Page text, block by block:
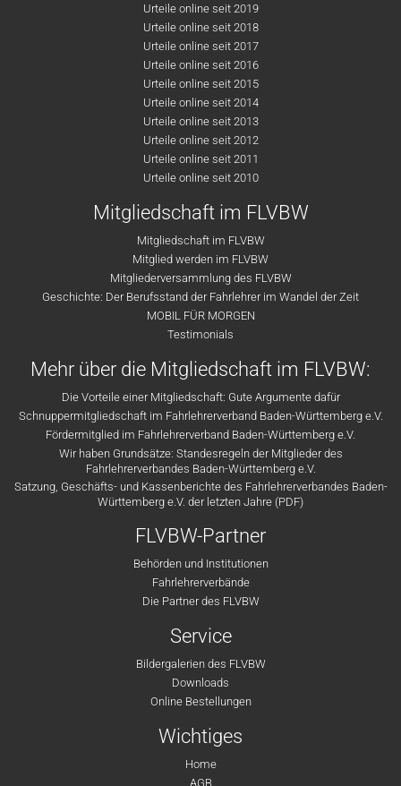
Urteile online seit 2019
Urteile online seit 2018
Urteile online seit 2017
Urteile online seit 2016
Urteile online seit 2015
Urteile online seit 2014
Urteile online seit 2013
Urteile online seit 2012
Urteile online seit 2011
Urteile online seit 2010
Mitgliedschaft im FLVBW
Mitgliedschaft im FLVBW
Mitglied werden im FLVBW
Mitgliederversammlung des FLVBW
Geschichte: Der Berufsstand der Fahrlehrer im Wandel der Zeit
MOBIL FÜR MORGEN
Testimonials
Mehr über die Mitgliedschaft im FLVBW:
Die Vorteile einer Mitgliedschaft: Gute Argumente dafür
Schnuppermitgliedschaft im Fahrlehrerverband Baden-Württemberg e.V.
Fördermitglied im Fahrlehrerverband Baden-Württemberg e.V.
Wir haben Grundsätze: Standesregeln der Mitglieder des
Fahrlehrerverbandes Baden-Württemberg e.V.
Satzung, Geschäfts- und Kassenberichte des Fahrlehrerverbandes Baden-
Württemberg e.V. der letzten Jahre (PDF)
FLVBW-Partner
Behörden und Institutionen
Fahrlehrerverbände
Die Partner des FLVBW
Service
Bildergalerien des FLVBW
Downloads
Online Bestellungen
Wichtiges
Home
AGB